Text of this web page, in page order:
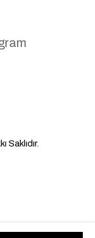
Saklıdır.